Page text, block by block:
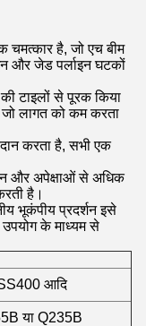
चमत्कार है, जो एच बीम
और जेड पर्लाइन घटकों
टाइलों से पूरक किया
लागत को कम करता
करता है, सभी एक
और अपेक्षाओं से अधिक
है।
भूकंपीय प्रदर्शन इसे
के माध्यम से
आदि
या Q235B